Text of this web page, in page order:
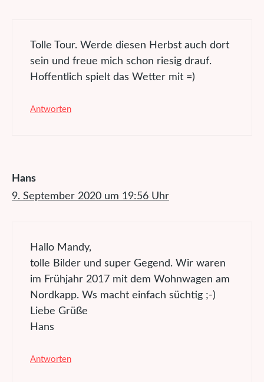
Tolle Tour. Werde diesen Herbst auch dort
sein und freue mich schon riesig drauf.
Hoffentlich spielt das Wetter mit =)
Antworten
Hans
9. September 2020 um 19:56 Uhr
Hallo Mandy,
tolle Bilder und super Gegend. Wir waren
im Frühjahr 2017 mit dem Wohnwagen am
Nordkapp. Ws macht einfach süchtig ;-)
Liebe Grüße
Hans
Antworten